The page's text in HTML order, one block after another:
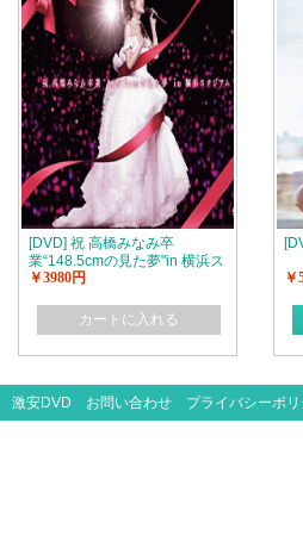
[DVD] 祝 高橋みなみ卒
業“148.5cmの見た夢"in 横浜ス
タジアム【完全版】(初回生産
￥3980円
カートに入れる
￥
激安DVD お問い合わせ プライバシーポリ